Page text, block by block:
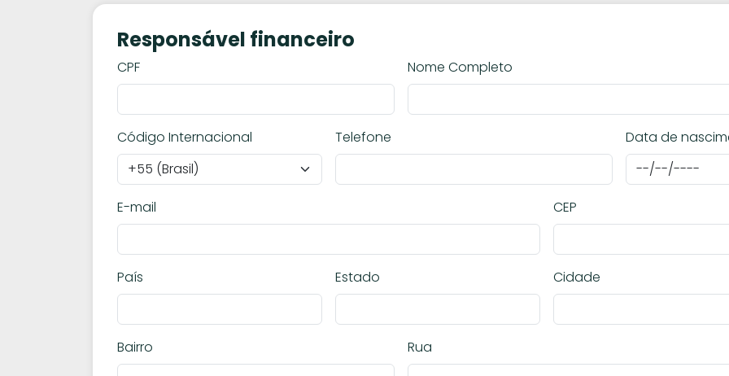
Responsável financeiro
CPF Nome Completo
Código Internacional Telefone Data de
E-mail CEP
País Estado Cidade
Bairro Rua